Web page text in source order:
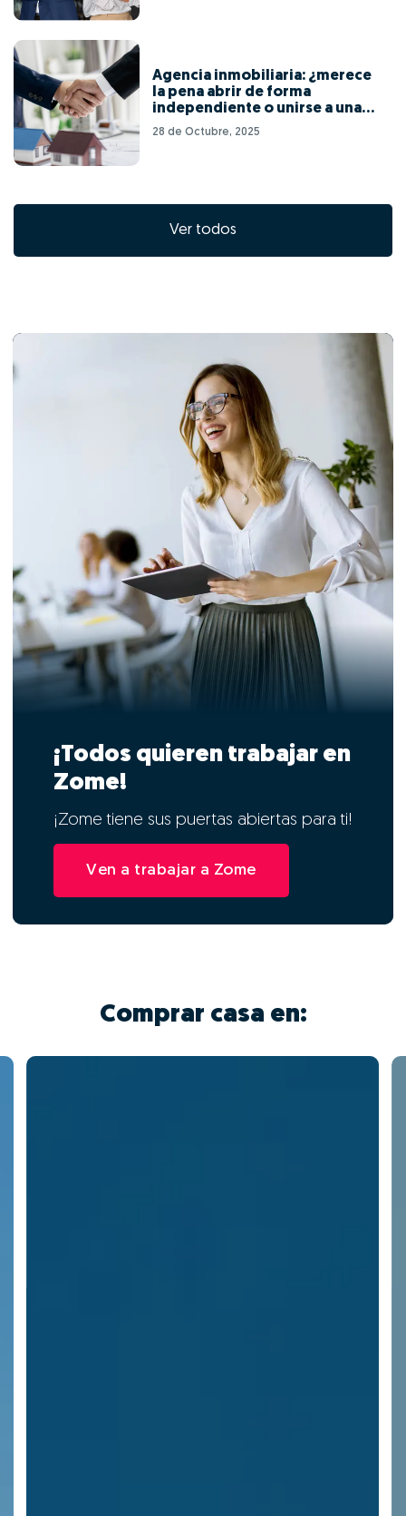
Agencia inmobiliaria: ¿merece
la pena abrir de forma
independiente o unirse a una
red de franquicias?
28 de Octubre, 2025
Ver todos
¡Todos quieren trabajar en
Zome!
¡Zome tiene sus puertas abiertas para ti!
Ven a trabajar a Zome
Comprar casa en: